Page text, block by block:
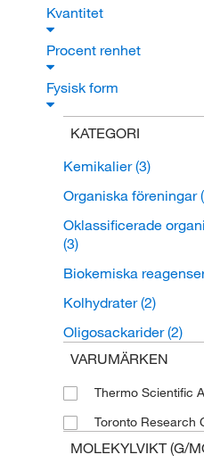
Kvantitet
Procent renhet
Fysisk form
KATEGORI
Kemikalier(3)
Organiska föreningar
Oklassificerade
(3)
Biokemiska
Kolhydrater(2)
Oligosackarider(2)
VARUMÄRKEN
Thermo Scientific
Toronto Research
MOLEKYLVIKT (G/